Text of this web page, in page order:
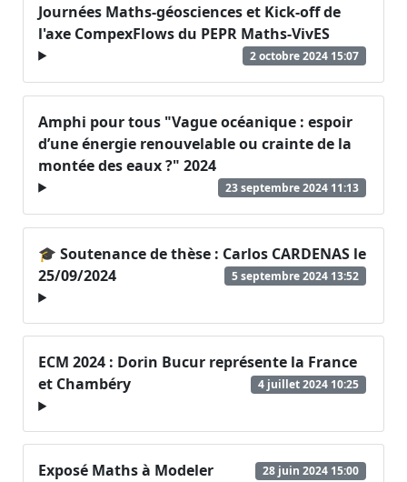
Journées Maths-géosciences et Kick-off de
l'axe CompexFlows du PEPR Maths-VivES
2 octobre 2024 15:07
Amphi pour tous "Vague océanique : espoir
d’une énergie renouvelable ou crainte de la
montée des eaux ?" 2024
23 septembre 2024 11:13
🎓 Soutenance de thèse : Carlos CARDENAS le
25/09/2024
5 septembre 2024 13:52
ECM 2024 : Dorin Bucur représente la France
et Chambéry
4 juillet 2024 10:25
Exposé Maths à Modeler 28 juin 2024 15:00